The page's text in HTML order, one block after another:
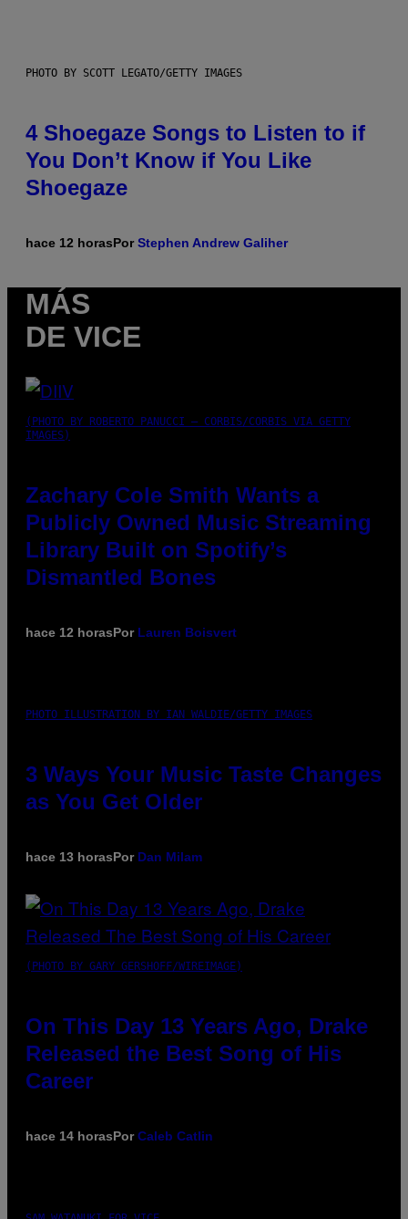
PHOTO BY SCOTT LEGATO/GETTY IMAGES
4 Shoegaze Songs to Listen to if
You Don’t Know if You Like
Shoegaze
hace 12 horasPorStephen Andrew Galiher
MÁS
DE VICE
(PHOTO BY ROBERTO PANUCCI – CORBIS/CORBIS VIA GETTY
IMAGES)
Zachary Cole Smith Wants a
Publicly Owned Music Streaming
Library Built on Spotify’s
Dismantled Bones
hace 12 horasPor Lauren Boisvert
PHOTO ILLUSTRATION BY IAN WALDIE/GETTY IMAGES
3 Ways Your Music Taste Changes
as You Get Older
hace 13 horasPor Dan Milam
(PHOTO BY GARY GERSHOFF/WIREIMAGE)
On This Day 13 Years Ago, Drake
Released the Best Song of His
Career
hace 14 horasPorCaleb Catlin